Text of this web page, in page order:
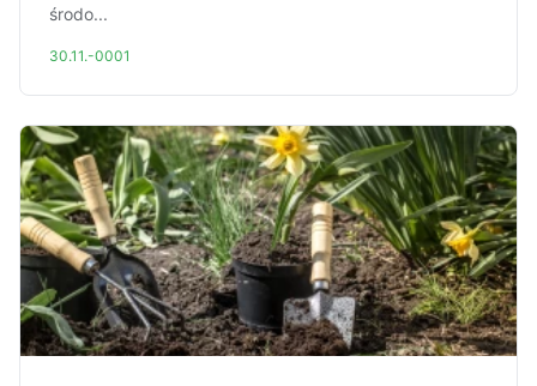
środo...
30.11.-0001